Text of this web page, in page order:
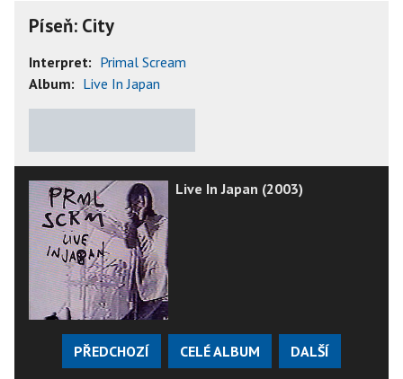
Píseň: City
Interpret: Primal Scream
Album: Live In Japan
Live In Japan (2003)
PŘEDCHOZÍ CELÉ ALBUM DALŠÍ